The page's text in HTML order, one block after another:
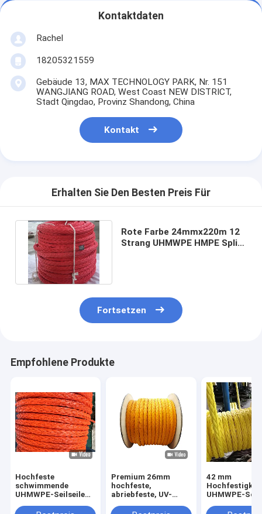
Kontaktdaten
Rachel
18205321559
Gebäude 13, MAX TECHNOLOGY PARK, Nr. 151
WANGJIANG ROAD, West Coast NEW DISTRICT,
Stadt Qingdao, Provinz Shandong, China
Kontakt
Erhalten Sie Den Besten Preis Für
Rote Farbe 24mmx220m 12
Strang UHMWPE HMPE Split
Fortsetzen
Empfohlene Produkte
Hochfeste
schwimmende
UHMWPE-Seilseile
geringer Dehnung
Premium 26mm
hochfeste,
abriebfeste, UV-
litzige UHMWPE-
42 mm
UHMWPE-
für